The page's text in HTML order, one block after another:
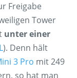
Freigabe
Tower
unter einer
). Denn hält
3 Pro mit 249
so hat man